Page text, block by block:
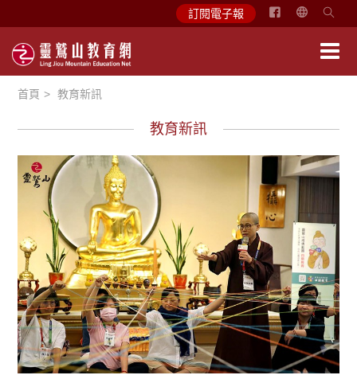
訂閱電子報
简
首頁 教育新訊
教育新訊
學習分享